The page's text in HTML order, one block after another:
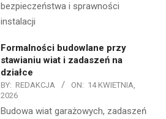
bezpieczeństwa i sprawności
instalacji
Formalności budowlane przy
stawianiu wiat i zadaszeń na
działce
BY: REDAKCJA ON: 14 KWIETNIA,
2026
Budowa wiat garażowych, zadaszeń